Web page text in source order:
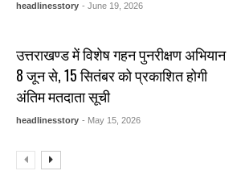
headlinesstory - June 19, 2026
उत्तराखण्ड में विशेष गहन पुनरीक्षण अभियान
8 जून से, 15 सितंबर को प्रकाशित होगी
अंतिम मतदाता सूची
headlinesstory - May 15, 2026